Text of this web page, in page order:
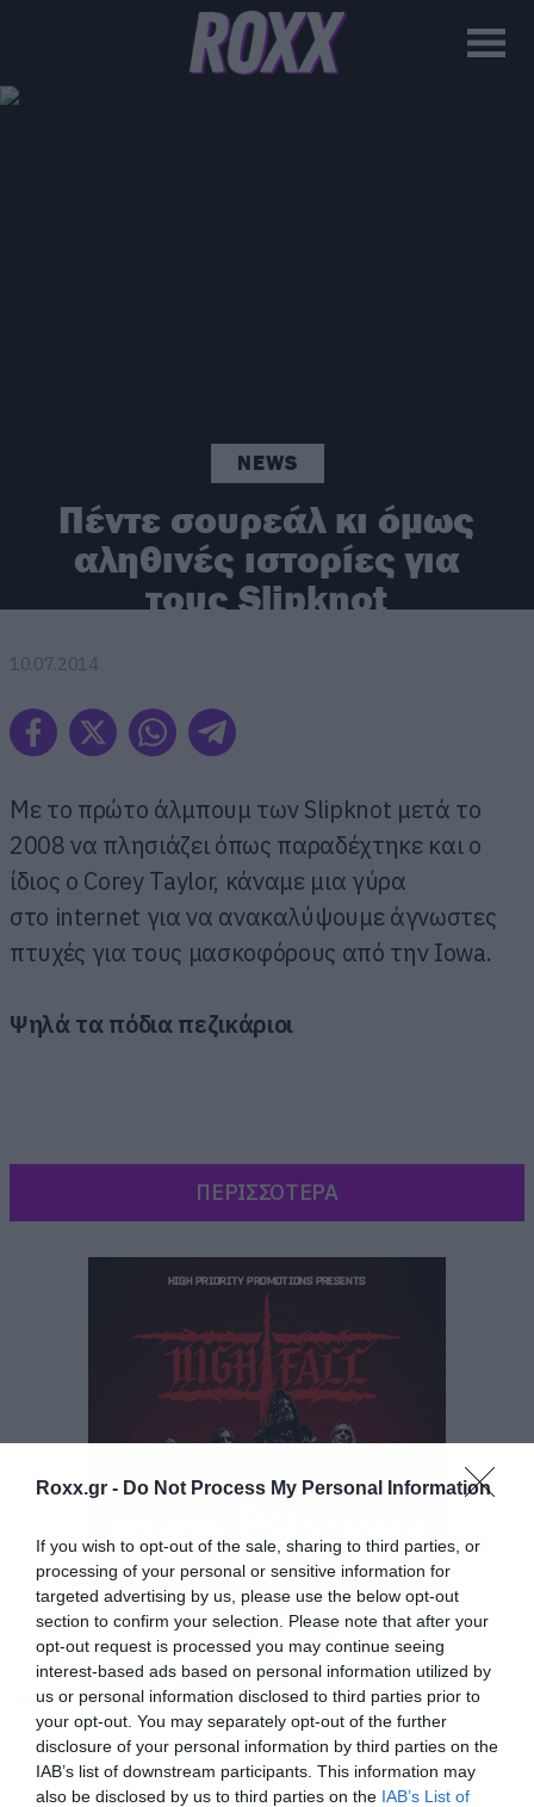
Roxx.gr - Do Not Process My Personal Information
If you wish to opt-out of the sale, sharing to third parties, or
processing of your personal or sensitive information for
targeted advertising by us, please use the below opt-out
section to confirm your selection. Please note that after your
opt-out request is processed you may continue seeing
interest-based ads based on personal information utilized by
us or personal information disclosed to third parties prior to
your opt-out. You may separately opt-out of the further
disclosure of your personal information by third parties on the
IAB’s list of downstream participants. This information may
also be disclosed by us to third parties on the IAB’s List of
NEWS
Πέντε σουρεάλ κι όμως
αληθινές ιστορίες για
τους Slipknot
10.07.2014
Με το πρώτο άλμπουμ των Slipknot μετά το
2008 να πλησιάζει όπως παραδέχτηκε και ο
ίδιος ο Corey Taylor, κάναμε μια γύρα
στο internet για να ανακαλύψουμε άγνωστες
πτυχές για τους μασκοφόρους από την Iowa.
Ψηλά τα πόδια πεζικάριοι
Μια μέρα όπως κάθε άλλη, τα εννέα μέλη της
μπάντας έβγαιναν από το βαν τους, φορώντας
τις στολές τους, έλα όμως που οι αστυνόμοι
που τους είδαν τους πέρασαν για ληστές με
αποτέλεσμα να τους συλλάβουν.
515)
ΠΕΡΙΣΣΟΤΕΡΑ
Tags: HOME SLIPKNOT